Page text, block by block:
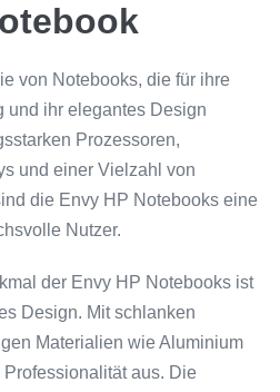
von Notebooks, die für ihre
und ihr elegantes Design
Prozessoren,
und einer Vielzahl von
die Envy HP Notebooks eine
Nutzer.
der Envy HP Notebooks ist
Design. Mit schlanken
Materialien wie Aluminium
aus. Die